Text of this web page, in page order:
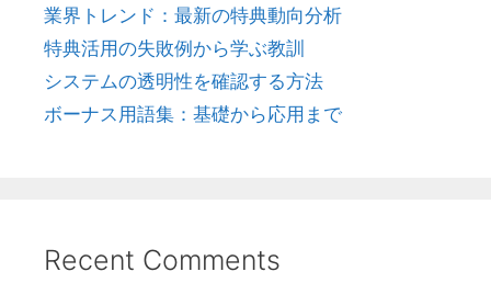
業界トレンド：最新の特典動向分析
特典活用の失敗例から学ぶ教訓
システムの透明性を確認する方法
ボーナス用語集：基礎から応用まで
Recent Comments